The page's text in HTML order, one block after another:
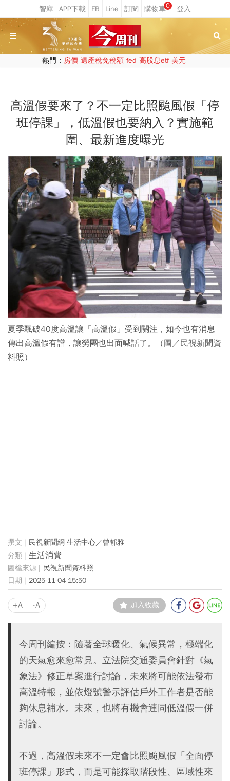
0
熱門： 房價 遺產稅免稅額 fed 高股息etf 美元
高溫假要來了？不一定比照颱風假「停
班停課」，低溫假也要納入？實施範
圍、最新進度曝光
夏季飄破40度高溫讓「高溫假」受到關注，如今也有消息
傳出高溫假有譜，讓勞團也出面喊話了。（圖／民視新聞資
料照）
民視新聞網 生活中心／曾郁雅
生活消費
民視新聞資料照
2025-11-04 15:50
+A -A 加入收藏
今周刊編按：隨著全球暖化、氣候異常，極端化
的天氣愈來愈常見。立法院交通委員會針對《氣
象法》修正草案進行討論，未來將可能依法發布
高溫特報，並依燈號警示評估戶外工作者是否能
夠休息補水。未來，也將有機會連同低溫假一併
討論。
不過，高溫假未來不一定會比照颱風假「全面停
班停課」形式，而是可能採取階段性、區域性來